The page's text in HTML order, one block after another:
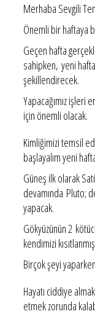
Merhaba Sevgili
Önemli bir haftaya
Geçen hafta
sahipken, yeni
şekillendirecek.
Yapacağımız işleri
için önemli olacak.
Kimliğimizi temsil
başlayalım yeni
Güneş ilk olarak
devamında Pluto;
yapacak.
Gökyüzünün 2
kendimizi
Birçok şeyi
Hayatı ciddiye
etmek zorunda